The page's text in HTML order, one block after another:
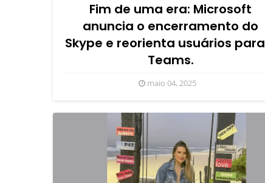
Fim de uma era: Microsoft
anuncia o encerramento do
Skype e reorienta usuários
Teams.
maio 04, 2025